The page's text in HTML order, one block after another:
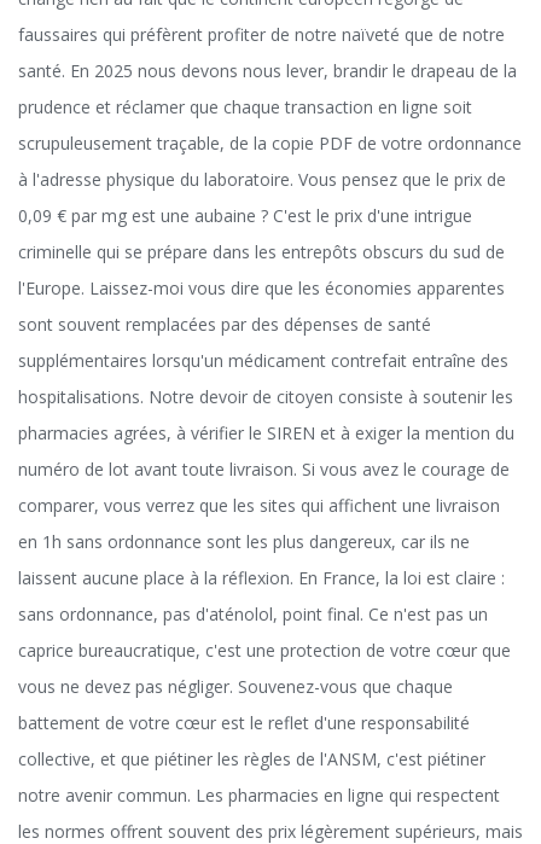
faussaires qui préfèrent profiter de notre naïveté que de notre
santé. En 2025 nous devons nous lever, brandir le drapeau de la
prudence et réclamer que chaque transaction en ligne soit
scrupuleusement traçable, de la copie PDF de votre ordonnance
à l'adresse physique du laboratoire. Vous pensez que le prix de
0,09 € par mg est une aubaine ? C'est le prix d'une intrigue
criminelle qui se prépare dans les entrepôts obscurs du sud de
l'Europe. Laissez-moi vous dire que les économies apparentes
sont souvent remplacées par des dépenses de santé
supplémentaires lorsqu'un médicament contrefait entraîne des
hospitalisations. Notre devoir de citoyen consiste à soutenir les
pharmacies agrées, à vérifier le SIREN et à exiger la mention du
numéro de lot avant toute livraison. Si vous avez le courage de
comparer, vous verrez que les sites qui affichent une livraison
en 1h sans ordonnance sont les plus dangereux, car ils ne
laissent aucune place à la réflexion. En France, la loi est claire :
sans ordonnance, pas d'aténolol, point final. Ce n'est pas un
caprice bureaucratique, c'est une protection de votre cœur que
vous ne devez pas négliger. Souvenez-vous que chaque
battement de votre cœur est le reflet d'une responsabilité
collective, et que piétiner les règles de l'ANSM, c'est piétiner
notre avenir commun. Les pharmacies en ligne qui respectent
les normes offrent souvent des prix légèrement supérieurs, mais